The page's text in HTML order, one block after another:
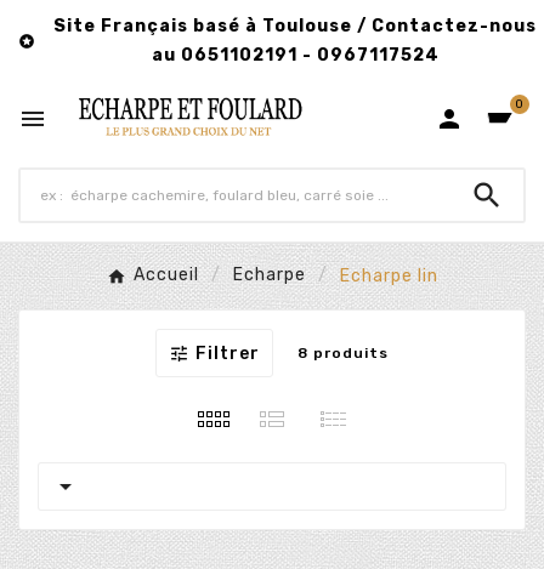

Site Français basé à Toulouse / Contactez-nous
au 0651102191 - 0967117524
  0

Accueil Echarpe Echarpe lin
 Filtrer 8 produits
